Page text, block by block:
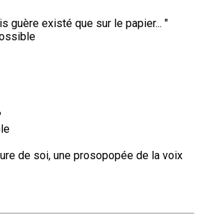
guère existé que sur le papier... "
de soi, une prosopopée de la voix